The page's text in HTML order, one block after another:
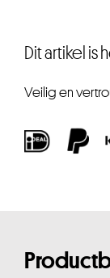
Dit artikel is
Veilig en